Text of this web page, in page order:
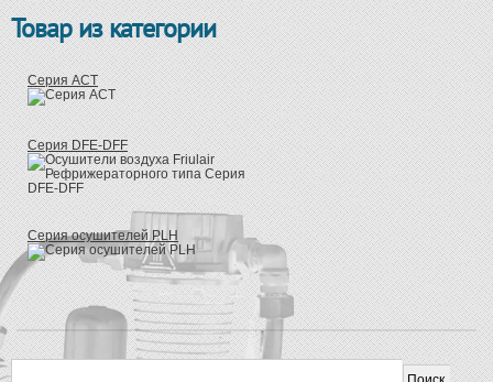
Товар из категории
Серия ACT
Серия DFE-DFF
Серия осушителей PLH